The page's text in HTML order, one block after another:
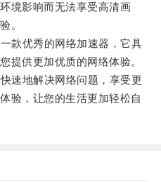
境影响而无法享受高清画
。
优秀的网络加速器，它具
提供更加优质的网络体验。
地解决网络问题，享受更
验，让您的生活更加轻松自